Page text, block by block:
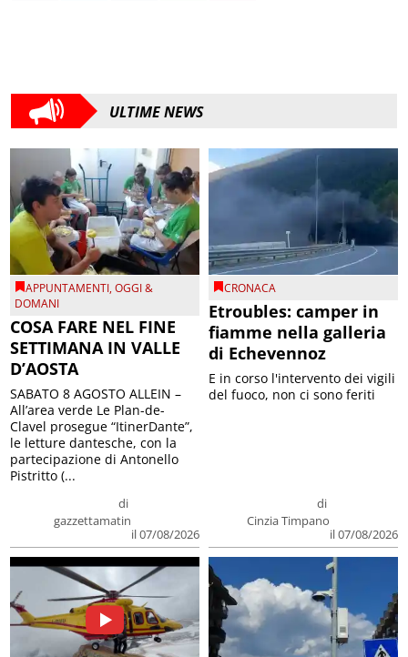
ULTIME NEWS
APPUNTAMENTI,OGGI &
DOMANI
COSA FARE NEL FINE
SETTIMANA IN VALLE
D’AOSTA
di
gazzettamatin
il 07/08/2026
SABATO 8 AGOSTO ALLEIN –
All’area verde Le Plan-de-
Clavel prosegue “ItinerDante”,
le letture dantesche, con la
partecipazione di Antonello
Pistritto (...
CRONACA
Etroubles: camper in
fiamme nella galleria
di Echevennoz
di
Cinzia Timpano
il 07/08/2026
E in corso l'intervento dei vigili
del fuoco, non ci sono feriti